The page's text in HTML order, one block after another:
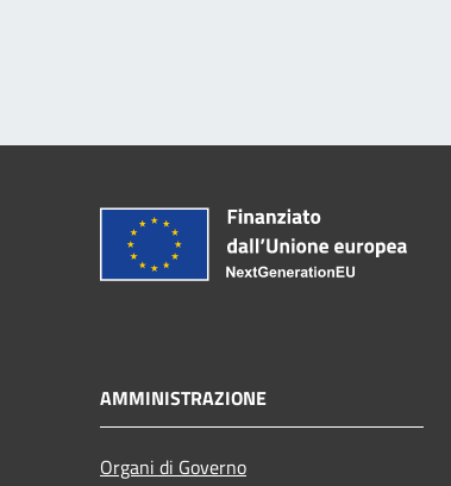
AMMINISTRAZIONE
Organi di Governo